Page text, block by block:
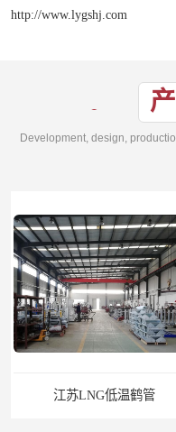
http://www.lygshj.com
低温鹤管